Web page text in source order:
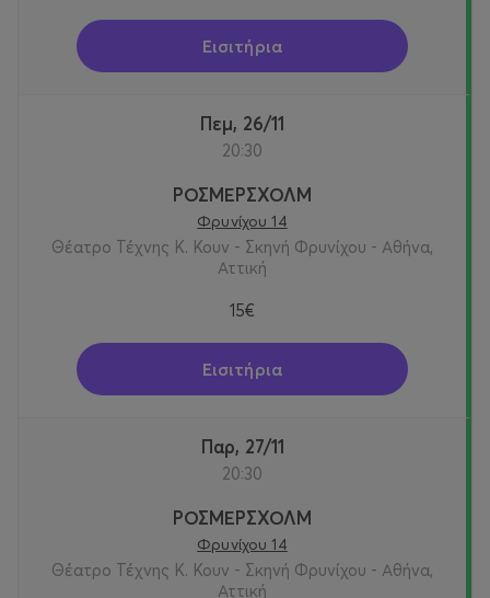
Εισιτήρια
Πεμ, 26/11
20:30
ΡΟΣΜΕΡΣΧΟΛΜ
Φρυνίχου 14
Θέατρο Τέχνης Κ. Κουν - Σκηνή Φρυνίχου - Αθήνα,
Αττική
15€
Εισιτήρια
Παρ, 27/11
20:30
ΡΟΣΜΕΡΣΧΟΛΜ
Φρυνίχου 14
Θέατρο Τέχνης Κ. Κουν - Σκηνή Φρυνίχου - Αθήνα,
Αττική